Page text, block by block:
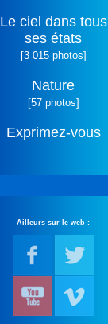
Le ciel dans tous
ses états
[3 015 photos]
Nature
[57 photos]
Exprimez-vous
Ailleurs sur le web :